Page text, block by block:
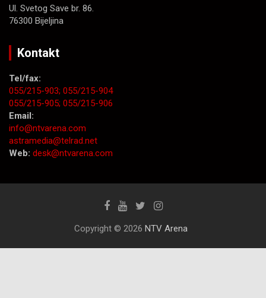
Ul. Svetog Save br. 86.
76300 Bijeljina
Kontakt
Tel/fax:
055/215-903; 055/215-904
055/215-905; 055/215-906
Email:
info@ntvarena.com
astramedia@telrad.net
Web: desk@ntvarena.com
Copyright © 2026 NTV Arena